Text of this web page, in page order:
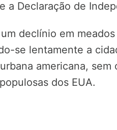
a Declaração de
declínio em
se lentamente a
americana,
dos EUA.